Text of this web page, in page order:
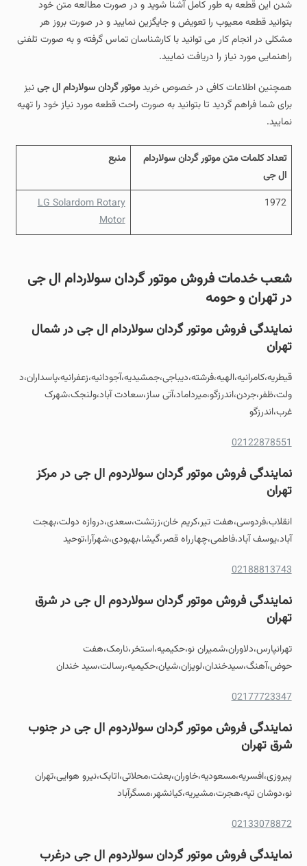
شدن این قطعه به طور کامل آشنا شوید و در صورت مطالعه متن خود
بتوانید قطعه معیوب را تعویض و جایگزین نمایید و در صورت بروز هر
مشکلی در انجام کار می توانید با کارشناسان تماس گرفته و به صورت تلفنی
راهنمایی مورد نیاز را دریافت نمایید.
همچنین اطلاعات کافی در خصوص خریدموتور گردان سولاردام ال جینیز
برای شما فراهم گردید تا بتوانید به صورت راحت قطعه مورد نیاز خود را تهیه
نمایید.
تعداد کلمات متن موتور گردان سولاردام
ال جی
منبع
1972
LG Solardom Rotary
Motor
شعب خدماتفروش موتور گردان سولاردام ال جی
در تهران و حومه
نمایندگی فروش موتور گردان سولاردام ال جی در شمال
تهران
قیطریه،کامرانیه،الهیه،فرشته،دیباجی،جمشیدیه،آجودانیه،زعفرانیه،پاسداران،د
ولت،ظفر،جردن،اندرزگو،میرداماد،آتی ساز،سعادت آباد،ولنجک،شهرک
غرب،اندرزگو
02122878551
نمایندگی فروش موتور گردان سولاردوم ال جی در مرکز
تهران
انقلاب،فردوسی،هفت تیر،کریم خان،زرتشت،سعدی،دروازه دولت،بهجت
آباد،یوسف آباد،فاطمی،چهارراه قصر،گیشا،بهبودی،شهرآرا،توحید
02188813743
نمایندگی فروش موتور گردان سولاردوم ال جی در شرق
تهران
تهرانپارس،دلاوران،شمیران نو،حکیمیه،استخر،نارمک،هفت
حوض،آهنگ،سیدخندان،لویزان،شیان،حکیمیه،رسالت،سید خندان
02177723347
نمایندگی فروش موتور گردان سولاردوم ال جی در جنوب
شرق تهران
پیروزی،افسریه،مسعودیه،خاوران،بعثت،محلاتی،اتابک،نیرو هوایی،تهران
نو،دوشان تپه،هجرت،مشیریه،کیانشهر،مسگرآباد
02133078872
نمایندگی فروش موتور گردان سولاردوم ال جی درغرب